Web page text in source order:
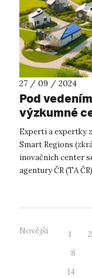
27 / 09 / 2024
Pod
výzkumné
Experti a expertky
Smart Regions
inovačních center
agentury ČR (TA
Novější 1 2
8
14